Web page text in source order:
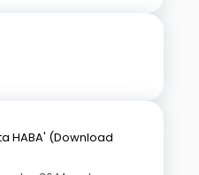
HABA' (Download